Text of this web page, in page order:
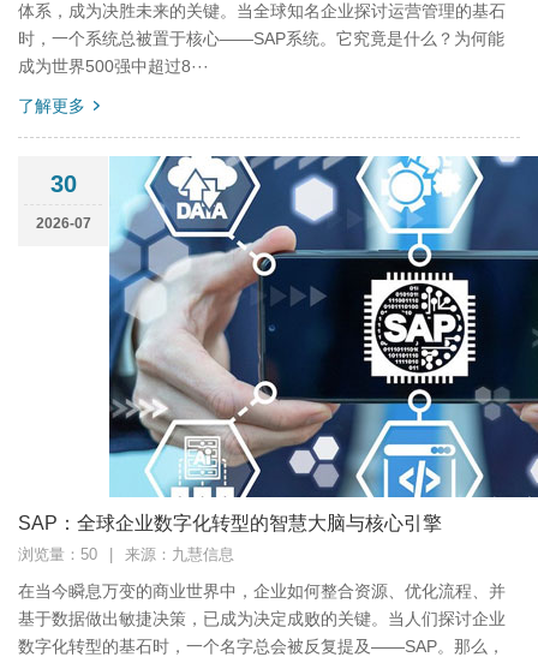
体系，成为决胜未来的关键。当全球知名企业探讨运营管理的基石
时，一个系统总被置于核心——SAP系统。它究竟是什么？为何能
成为世界500强中超过8···
了解更多
30
2026-07
SAP：全球企业数字化转型的智慧大脑与核心引擎
浏览量：50 来源：九慧信息
在当今瞬息万变的商业世界中，企业如何整合资源、优化流程、并
基于数据做出敏捷决策，已成为决定成败的关键。当人们探讨企业
数字化转型的基石时，一个名字总会被反复提及——SAP。那么，